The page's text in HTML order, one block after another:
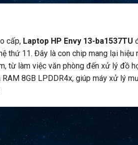
cấp, Laptop HP Envy 13-ba1537TU
thứ 11. Đây là con chip mang lại hiệu
từ làm việc văn phòng đến xử lý đồ
8GB LPDDR4x, giúp máy xử lý